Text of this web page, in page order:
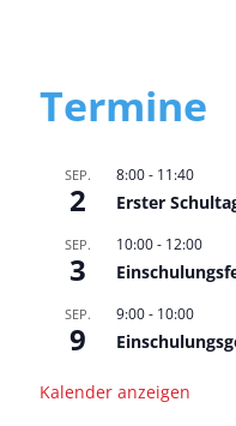
Termine
SEP.
2
8:00- 11:40
Erster
SEP.
3
10:00- 12:00
SEP.
9
9:00- 10:00
Kalender anzeigen